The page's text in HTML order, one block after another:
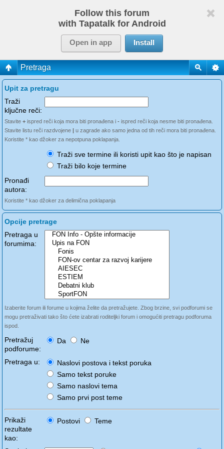
Follow this forum
with Tapatalk for Android
Open in app Install
Pretraga
Upit za pretragu
Traži
ključne reči:
Stavite + ispred reči koja mora biti pronađena i - ispred reči koja nesme biti pronađena.
Stavite listu reči razdvojene | u zagrade ako samo jedna od tih reči mora biti pronađena.
Koristite * kao džoker za nepotpuna poklapanja.
Traži sve termine ili koristi upit kao što je napisan
Traži bilo koje termine
Pronađi
autora:
Koristite * kao džoker za delimična poklapanja
Opcije pretrage
Pretraga u
forumima:
Izaberite forum ili forume u kojima želite da pretražujete. Zbog brzine, svi podforumi se
mogu pretraživati tako što ćete izabrati roditeljki forum i omogućiti pretragu podforuma
ispod.
Pretražuj
podforume:
Da Ne
Pretraga u:
Naslovi postova i tekst poruka
Samo tekst poruke
Samo naslovi tema
Samo prvi post teme
Prikaži
rezultate
kao:
Postovi Teme